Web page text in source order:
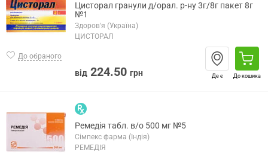
До обраного
Цисторал гранули д/орал. р-ну 3г/8г пакет 8г
№1
Здоров'я (Україна)
ЦИСТОРАЛ
від 224.50 грн Де є До кошика
Ремедія табл. в/о 500 мг №5
Сімпекс фарма (Індія)
РЕМЕДІЯ